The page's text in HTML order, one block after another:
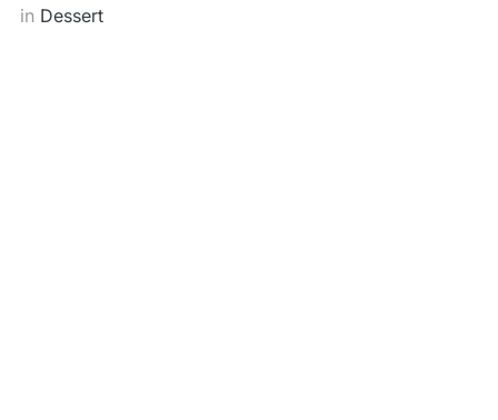
in Dessert